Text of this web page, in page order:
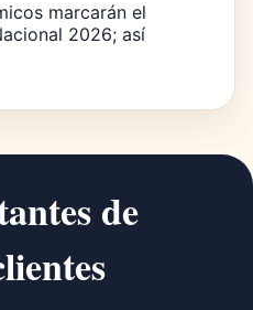
marcarán el
2026; así
de